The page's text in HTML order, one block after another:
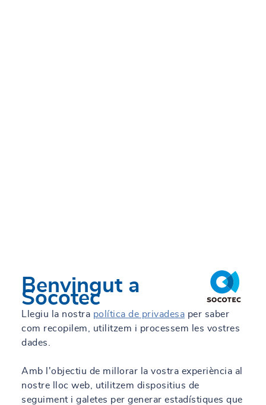
Benvingut a
Socotec
Llegiu la nostra política de privadesa per saber
com recopilem, utilitzem i processem les vostres
dades.
Amb l'objectiu de millorar la vostra experiència al
nostre lloc web, utilitzem dispositius de
seguiment i galetes per generar estadístiques que